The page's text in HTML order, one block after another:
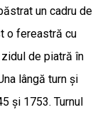
un cadru de
o fereastră cu
de piatră în
lângă turn și
și 1753. Turnul